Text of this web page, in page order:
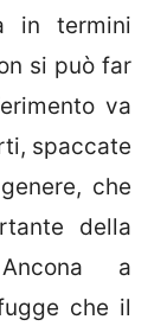
in termini
si può far
va
spaccate
che
della
a
che il